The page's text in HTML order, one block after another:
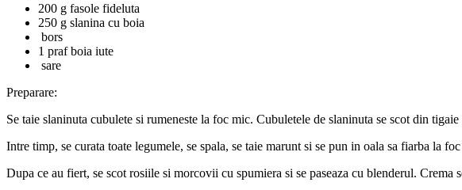
200 g fasole fideluta
250 g slanina cu boia
bors
1 praf boia iute
sare
Preparare:
Se taie slaninuta cubulete si rumeneste la foc mic. Cubuletele de slaninuta se scot din
Intre timp, se curata toate legumele, se spala, se taie marunt si se pun in oala sa fiarba la
Dupa ce au fiert, se scot rosiile si morcovii cu spumiera si se paseaza cu blenderul. Crema